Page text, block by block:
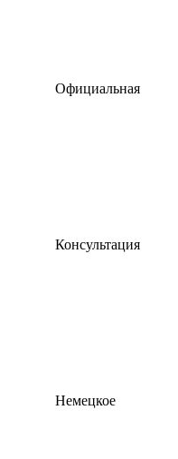
Официальная
Консультация
Немецкое